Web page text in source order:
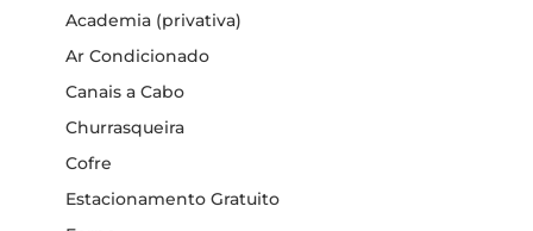
Academia (privativa)
Ar Condicionado
Canais a Cabo
Churrasqueira
Cofre
Estacionamento Gratuito